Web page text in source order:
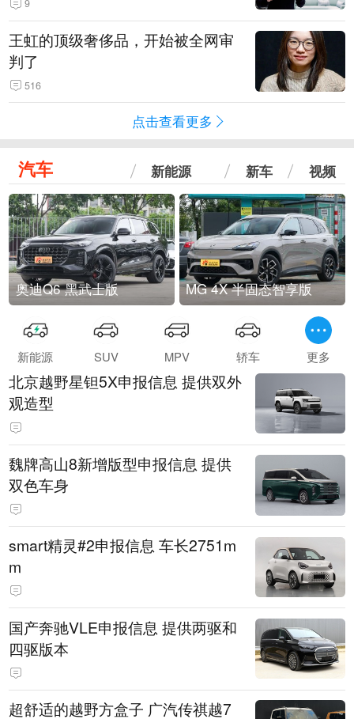
9
王虹的顶级奢侈品，开始被全网审
判了
516
点击查看更多
汽车 新能源 新车 视频
奥迪Q6 黑武士版 MG 4X 半固态智享版
新能源 SUV MPV 轿车 更多
北京越野星钽5X申报信息 提供双外
观造型
魏牌高山8新增版型申报信息 提供
双色车身
smart精灵#2申报信息 车长2751m
m
国产奔驰VLE申报信息 提供两驱和
四驱版本
超舒适的越野方盒子 广汽传祺越7